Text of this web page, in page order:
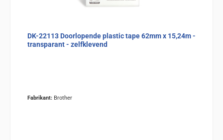
DK-22113 Doorlopende plastic tape 62mm x 15,24m -
transparant - zelfklevend
Fabrikant: Brother